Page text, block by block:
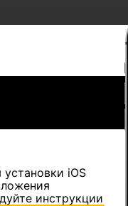
установки iOS
инструкции